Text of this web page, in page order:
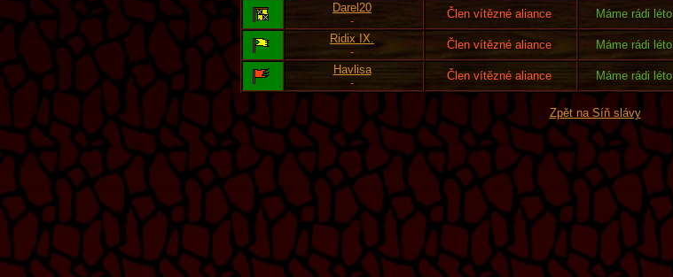
Darel20
-
Člen vítězné aliance Máme rádi léto
Ridix IX.
-
Člen vítězné aliance Máme rádi léto
Havlisa
-
Člen vítězné aliance Máme rádi léto
Zpět na Síň slávy